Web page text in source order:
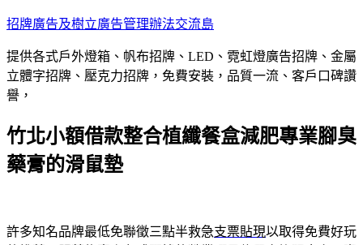
跳
主
要
內
招牌廣告及樹立廣告管理辦法交流島
提供各式戶外燈箱、帆布招牌、LED、霓虹燈廣告招牌、金屬
立體字招牌、壓克力招牌，免費安裝，品質一流、客戶口碑讚
譽，
竹北小額借款整合植纖餐盒減肥專業腳臭
藥膏的滑鼠墊
許多知名品牌最低免聯徵三點半救急支票貼現以取得免費好玩